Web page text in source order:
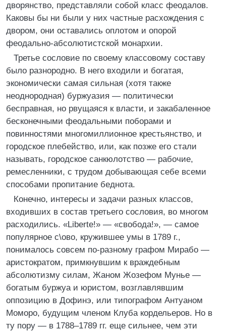
дворянство, представляли собой класс феодалов.
Каковы бы ни были у них частные расхождения с
двором, они оставались оплотом и опорой
феодально-абсолютистской монархии.
Третье сословие по своему классовому составу
было разнородно. В него входили и богатая,
экономически самая сильная (хотя также
неоднородная) буржуазия — политически
бесправная, но рвущаяся к власти, и закабаленное
бесконечными феодальными поборами и
повинностями многомиллионное крестьянство, и
городское плебейство, или, как позже его стали
называть, городское санкюлотство — рабочие,
ремесленники, с трудом добывающая себе всеми
способами пропитание беднота.
Конечно, интересы и задачи разных классов,
входивших в состав третьего сословия, во многом
расходились. «Liberte!» — «свобода!», — самое
популярное с\ово, кружившее умы в 1789 г.,
понималось совсем по-разному графом Мирабо —
аристократом, примкнувшим к враждебным
абсолютизму силам, Жаном Жозефом Мунье —
богатым буржуа и юристом, возглавлявшим
оппозицию в Дофинэ, или типографом Антуаном
Моморо, будущим членом Клуба кордельеров. Но в
ту пору — в 1788–1789 гг. еще сильнее, чем эти